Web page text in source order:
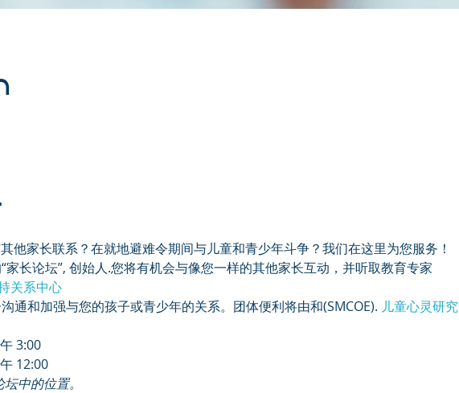
他家长联系？在就地避难令期间与儿童和青少年斗争？我们在这里为您服务！
家长论坛”, 创始人.您将有机会与像您一样的其他家长互动，并听取教育专家
关系中心
通和加强与您的孩子或青少年的关系。团体便利将由和(SMCOE). 儿童心灵研究
3:00
12:00
中的位置。